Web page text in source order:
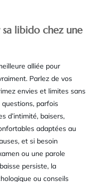
libido chez une
alliée pour
Parlez de vos
envies et limites sans
parfois
d’intimité, baisers,
adaptées au
et si besoin
ou une parole
persiste, la
ou conseils